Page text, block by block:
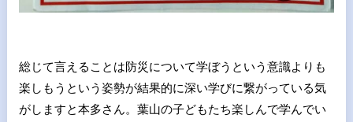
総じて言えることは防災について学ぼうという意識よりも
楽しもうという姿勢が結果的に深い学びに繋がっている気
がしますと本多さん。葉山の子どもたち楽しんで学んでい